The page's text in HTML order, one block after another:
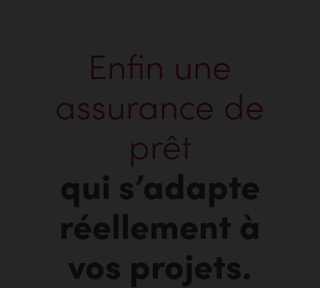
Enfin une
assurance de
prêt
qui s’adapte
réellement à
vos projets.